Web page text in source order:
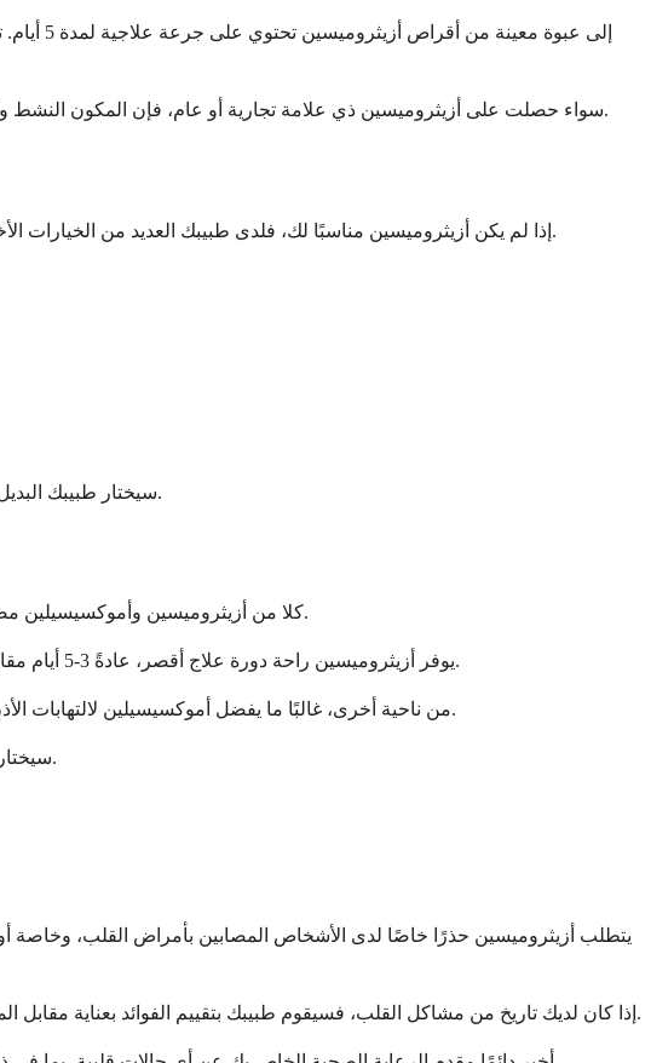
سواء حصلت على أزيثروميسين ذي علامة تجارية أو عام، فإن المكون النشط والفعالية يظلان كما هما. قد تقوم الصيدلية باستبدال الإصدارات العامة للمساعدة في تقليل التكاليف، وهو أمر آمن وطبيعي تمامًا.
إذا لم يكن أزيثروميسين مناسبًا لك، فلدى طبيبك العديد من الخيارات الأخرى من المضادات الحيوية لعلاج الالتهابات البكتيرية. يعتمد الاختيار على نوع العدوى وتاريخك الطبي وأي حساسية قد تكون لديك.
سيختار طبيبك البديل الأنسب بناءً على البكتيريا المحددة التي تسبب العدوى وعوامل صحتك الفردية. لكل مضاد حيوي فوائده وآثاره الجانبية المحتملة.
كلا من أزيثروميسين وأموكسيسيلين مضادات حيوية فعالة، لكنهما يعملان ضد أنواع مختلفة من البكتيريا ولهما مزايا مميزة. لا يوجد أي منهما أفضل بشكل عام من الآخر.
يوفر أزيثروميسين راحة دورة علاج أقصر، عادةً 3-5 أيام مقارنة بـ 7-10 أيام لأموكسيسيلين. كما أنه فعال ضد بعض البكتيريا التي تقاوم أموكسيسيلين، وخاصة بعض التهابات الجهاز التنفسي.
من ناحية أخرى، غالبًا ما يفضل أموكسيسيلين لالتهابات الأذن عند الأطفال وعادة ما يكون أقل تكلفة. لديه سجل أطول من السلامة وغالبًا ما يكون الخيار الأول للعديد من الالتهابات الشائعة.
سيختار طبيبك بين هذه المضادات الحيوية بناءً على البكتيريا المحددة التي تسبب العدوى، وتاريخك الطبي، وعوامل مثل التكلفة والراحة.
يتطلب أزيثروميسين حذرًا خاصًا لدى الأشخاص المصابين بأمراض القلب، وخاصة
إذا كان لديك تاريخ من مشاكل القلب، فسيقوم طبيبك بتقييم الفوائد بعناية مقابل المخاطر قبل وصف أزيثروميسين. قد يوصون بمراقبة القلب أثناء العلاج أو اختيار مضاد حيوي بديل إذا بدت المخاطر مرتفعة للغاية.